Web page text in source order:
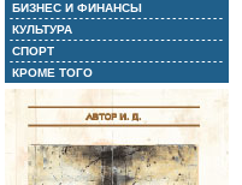
БИЗНЕС И ФИНАНСЫ
КУЛЬТУРА
СПОРТ
КРОМЕ ТОГО